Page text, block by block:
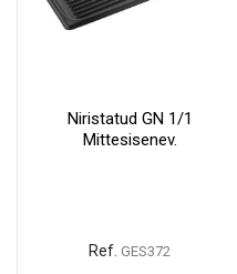
Niristatud GN 1/1
Mittesisenev.
Ref. GES372